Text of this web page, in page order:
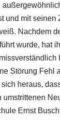
und mit seinen
Nachdem
wurde, hat
Störung Fehl
heraus,
umstrittenen
Ernst